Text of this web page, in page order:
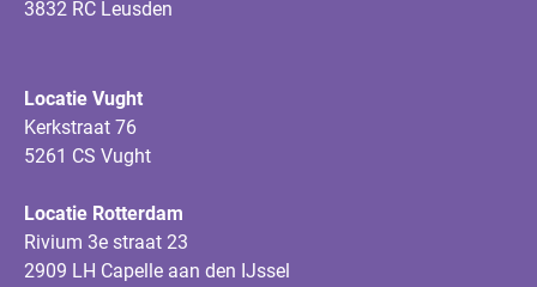
3832 RC Leusden
Locatie Vught
Kerkstraat 76
5261 CS Vught
Locatie Rotterdam
Rivium 3e straat 23
2909 LH Capelle aan den IJssel